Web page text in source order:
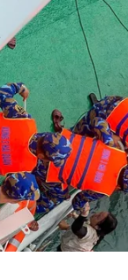
trong một năm
hệ với Argentina,
với Mỹ
Xem thêm